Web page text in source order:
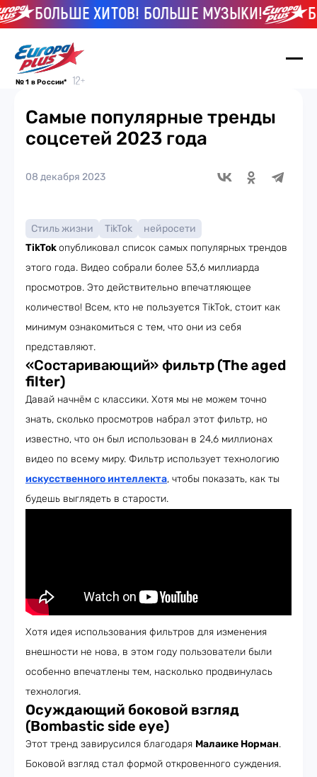
БОЛЬШЕ ХИТОВ! БОЛЬШЕ МУЗЫКИ!
№ 1 в России*
Самые популярные тренды
соцсетей 2023 года
08 декабря 2023
Стиль жизни TikTok
нейросети
TikTokопубликовал список самых популярных трендов
этого года. Видео собрали более 53,6 миллиарда
просмотров. Это действительно впечатляющее
количество! Всем, кто не пользуется TikTok, стоит как
минимум ознакомиться с тем, что они из себя
представляют.
«Состаривающий» фильтр (The aged
filter)
Давай начнём с классики. Хотя мы не можем точно
знать, сколько просмотров набрал этот фильтр, но
известно, что он был использован в 24,6 миллионах
видео по всему миру. Фильтр использует технологию
искусственного интеллекта, чтобы показать, как ты
будешь выглядеть в старости.
Хотя идея использования фильтров для изменения
внешности не нова, в этом году пользователи были
особенно впечатлены тем, насколько продвинулась
технология.
Осуждающий боковой взгляд
(Bombastic side eye)
Этот тренд завирусился благодаря Малаике Норман.
Боковой взгляд стал формой откровенного суждения.